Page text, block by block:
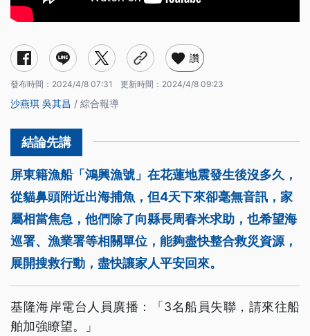
讚
發布時間： 2024/4/8 07:31 更新時間： 2024/4/8 09:23
沙燕琪 吳其昌 / 綜合報導
屏東籍漁船「鴻興漁號」在花蓮地震發生後沒多久，
從貓鼻頭附近出海捕魚，但4天下來卻毫無音訊，家
屬相當焦急，他們除了向縣長周春米求助，也希望海
巡署、漁業署等相關單位，能夠盡快整合救災資源，
展開搜救行動，盡快讓家人平安回來。
基隆海岸電台人員廣播：「3名船員失聯，請來往船
舶加強瞭望。」